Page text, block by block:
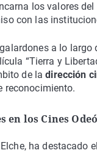
los valores
con las
a lo
“Tierra y
de ladirección
reconocimiento.
en los Cines
ha destacado